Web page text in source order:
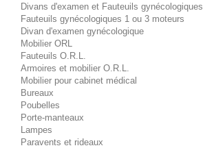
Divans d'examen et Fauteuils gynécologiques
Fauteuils gynécologiques 1 ou 3 moteurs
Divan d'examen gynécologique
Mobilier ORL
Fauteuils O.R.L.
Armoires et mobilier O.R.L.
Mobilier pour cabinet médical
Bureaux
Poubelles
Porte-manteaux
Lampes
Paravents et rideaux